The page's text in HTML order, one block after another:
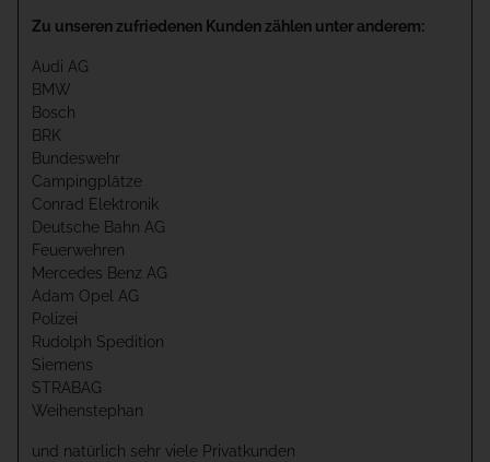
Zu unseren zufriedenen Kunden zählen unter anderem:
Audi AG
BMW
Bosch
BRK
Bundeswehr
Campingplätze
Conrad Elektronik
Deutsche Bahn AG
Feuerwehren
Mercedes Benz AG
Adam Opel AG
Polizei
Rudolph Spedition
Siemens
STRABAG
Weihenstephan
und natürlich sehr viele Privatkunden